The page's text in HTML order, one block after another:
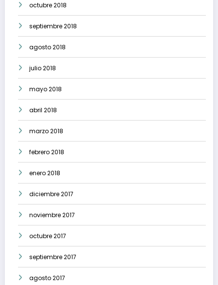
octubre 2018
septiembre 2018
agosto 2018
julio 2018
mayo 2018
abril 2018
marzo 2018
febrero 2018
enero 2018
diciembre 2017
noviembre 2017
octubre 2017
septiembre 2017
agosto 2017